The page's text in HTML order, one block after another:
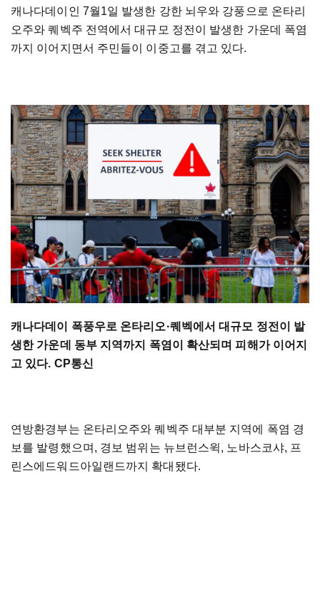
캐나다데이인 7월1일 발생한 강한 뇌우와 강풍으로 온타리
오주와 퀘벡주 전역에서 대규모 정전이 발생한 가운데 폭염
까지 이어지면서 주민들이 이중고를 겪고 있다.
캐나다데이 폭풍우로 온타리오·퀘벡에서 대규모 정전이 발
생한 가운데 동부 지역까지 폭염이 확산되며 피해가 이어지
고 있다. CP통신
연방환경부는 온타리오주와 퀘벡주 대부분 지역에 폭염 경
보를 발령했으며, 경보 범위는 뉴브런스윅, 노바스코샤, 프
린스에드워드아일랜드까지 확대됐다.